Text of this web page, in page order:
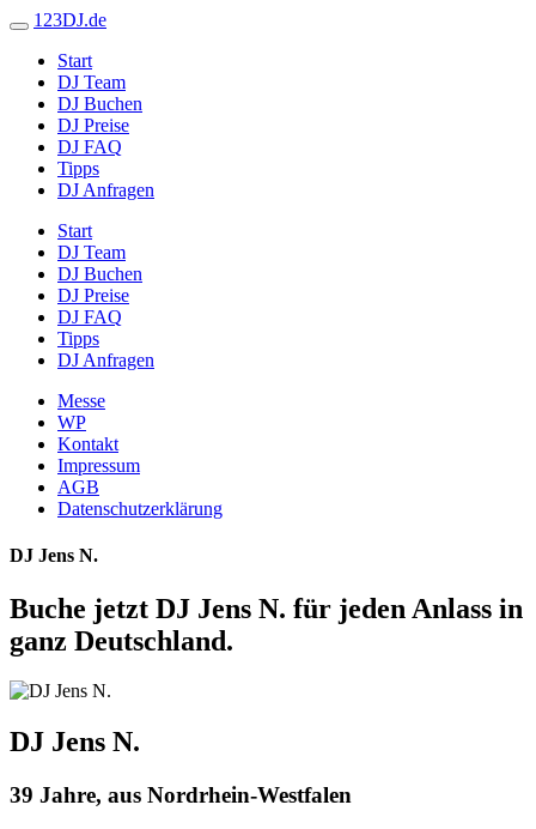
123DJ.de
Start
DJ Team
DJ Buchen
DJ Preise
DJ FAQ
Tipps
DJ Anfragen
Start
DJ Team
DJ Buchen
DJ Preise
DJ FAQ
Tipps
DJ Anfragen
Messe
WP
Kontakt
Impressum
AGB
Datenschutzerklärung
DJ Jens N.
Buche jetzt DJ Jens N. für jeden Anlass in
ganz Deutschland.
DJ Jens N.
39 Jahre, aus Nordrhein-Westfalen